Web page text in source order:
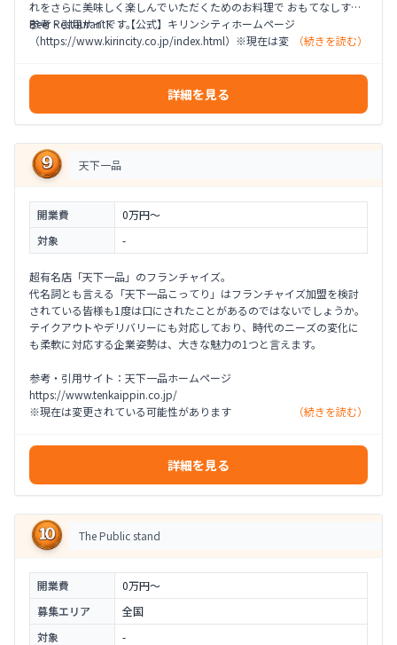
れをさらに美味しく楽しんでいただくためのお料理で おもてなしする
Beer Restaurantです。
参考・引用サイト：【公式】キリンシティホームページ
（https://www.kirincity.co.jp/index.html）※現在は変更されている可
（続きを読む）
詳細を見る
天下一品
開業費
0万円〜
対象
-
超有名店「天下一品」のフランチャイズ。
代名詞とも言える「天下一品こってり」はフランチャイズ加盟を検討
されている皆様も1度は口にされたことがあるのではないでしょうか。
テイクアウトやデリバリーにも対応しており、時代のニーズの変化に
も柔軟に対応する企業姿勢は、大きな魅力の1つと言えます。
参考・引用サイト：天下一品ホームページ
https://www.tenkaippin.co.jp/
※現在は変更されている可能性があります
（続きを読む）
詳細を見る
The Public stand
開業費
0万円〜
募集エリア
全国
対象
-